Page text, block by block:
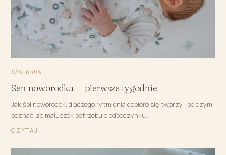
SEN · 6 MIN
Sen noworodka — pierwsze tygodnie
Jak śpi noworodek, dlaczego rytm dnia dopiero się tworzy i po czym
poznać, że maluszek potrzebuje odpoczynku.
CZYTAJ →